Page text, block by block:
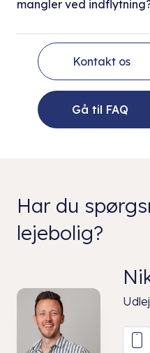
mangler ved
Kontakt os
Gå til FAQ
Har du
lejebolig?